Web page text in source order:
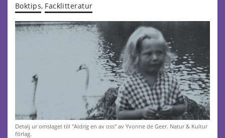
Boktips, Facklitteratur
Detalj ur omslaget till "Aldrig en av oss" av Yvonne de Geer. Natur & Kultur
förlag.